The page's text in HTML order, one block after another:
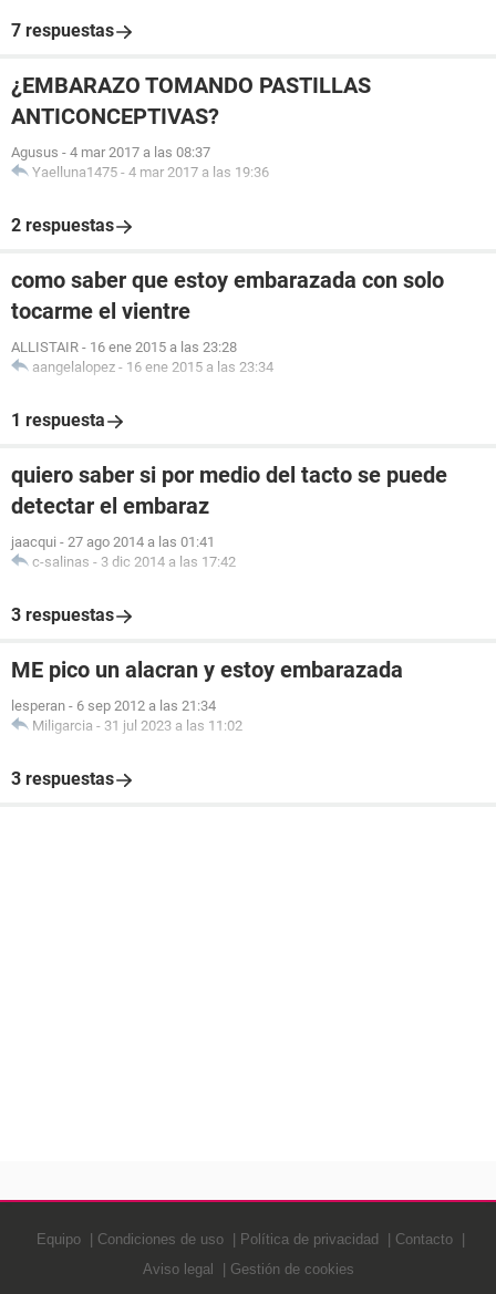
7 respuestas
¿EMBARAZO TOMANDO PASTILLAS
ANTICONCEPTIVAS?
Agusus - 4 mar 2017 a las 08:37
Yaelluna1475 - 4 mar 2017 a las 19:36
2 respuestas
como saber que estoy embarazada con solo
tocarme el vientre
ALLISTAIR - 16 ene 2015 a las 23:28
aangelalopez - 16 ene 2015 a las 23:34
1 respuesta
quiero saber si por medio del tacto se puede
detectar el embaraz
jaacqui - 27 ago 2014 a las 01:41
c-salinas - 3 dic 2014 a las 17:42
3 respuestas
ME pico un alacran y estoy embarazada
lesperan - 6 sep 2012 a las 21:34
Miligarcia - 31 jul 2023 a las 11:02
3 respuestas
Equipo Condiciones de uso Política de privacidad
Contacto
Aviso legal
Gestión de cookies